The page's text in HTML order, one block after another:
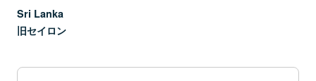
Sri Lanka
旧セイロン